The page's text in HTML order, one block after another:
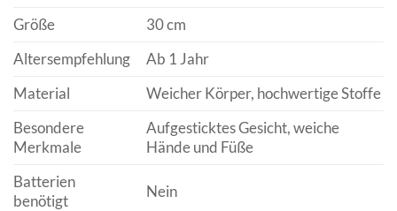
Größe
30 cm
Altersempfehlung
Ab 1 Jahr
Material
Weicher Körper, hochwertige Stoffe
Besondere
Merkmale
Aufgesticktes Gesicht, weiche
Hände und Füße
Batterien
benötigt
Nein